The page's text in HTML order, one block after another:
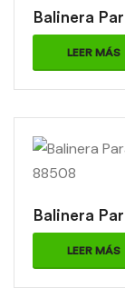
Balinera
LEER MÁS
Balinera
LEER MÁS